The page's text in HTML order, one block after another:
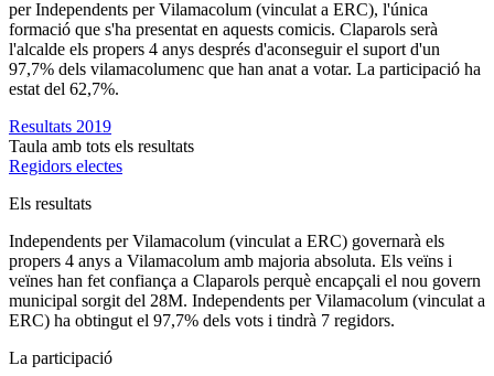
per Independents per Vilamacolum (vinculat a ERC), l'única
formació que s'ha presentat en aquests comicis. Claparols serà
l'alcalde els propers 4 anys després d'aconseguir el suport d'un
97,7% dels vilamacolumenc que han anat a votar. La participació ha
estat del 62,7%.
Resultats 2019
Taula amb tots els resultats
Regidors electes
Els resultats
Independents per Vilamacolum (vinculat a ERC) governarà els
propers 4 anys a Vilamacolum amb majoria absoluta. Els veïns i
veïnes han fet confiança a Claparols perquè encapçali el nou govern
municipal sorgit del 28M. Independents per Vilamacolum (vinculat a
ERC) ha obtingut el 97,7% dels vots i tindrà 7 regidors.
La participació